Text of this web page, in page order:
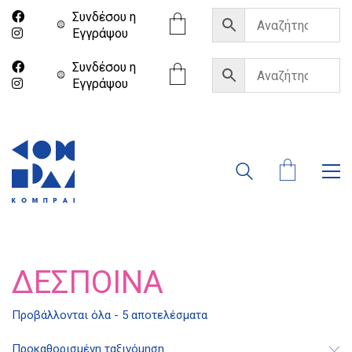
Συνδέσου η
Eγγράψου
Συνδέσου η
Eγγράψου
ΔΈΣΠΟΙΝΑ
Προβάλλονται όλα - 5 αποτελέσματα
Προκαθορισμένη ταξινόμησηΔιδότου 34, Αθήνα 106 80